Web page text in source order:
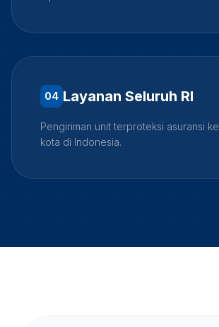
04 Layanan Seluruh RI
Pengiriman unit terproteksi asuransi
kota di Indonesia.